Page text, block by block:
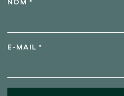
NOM *
E-MAIL *